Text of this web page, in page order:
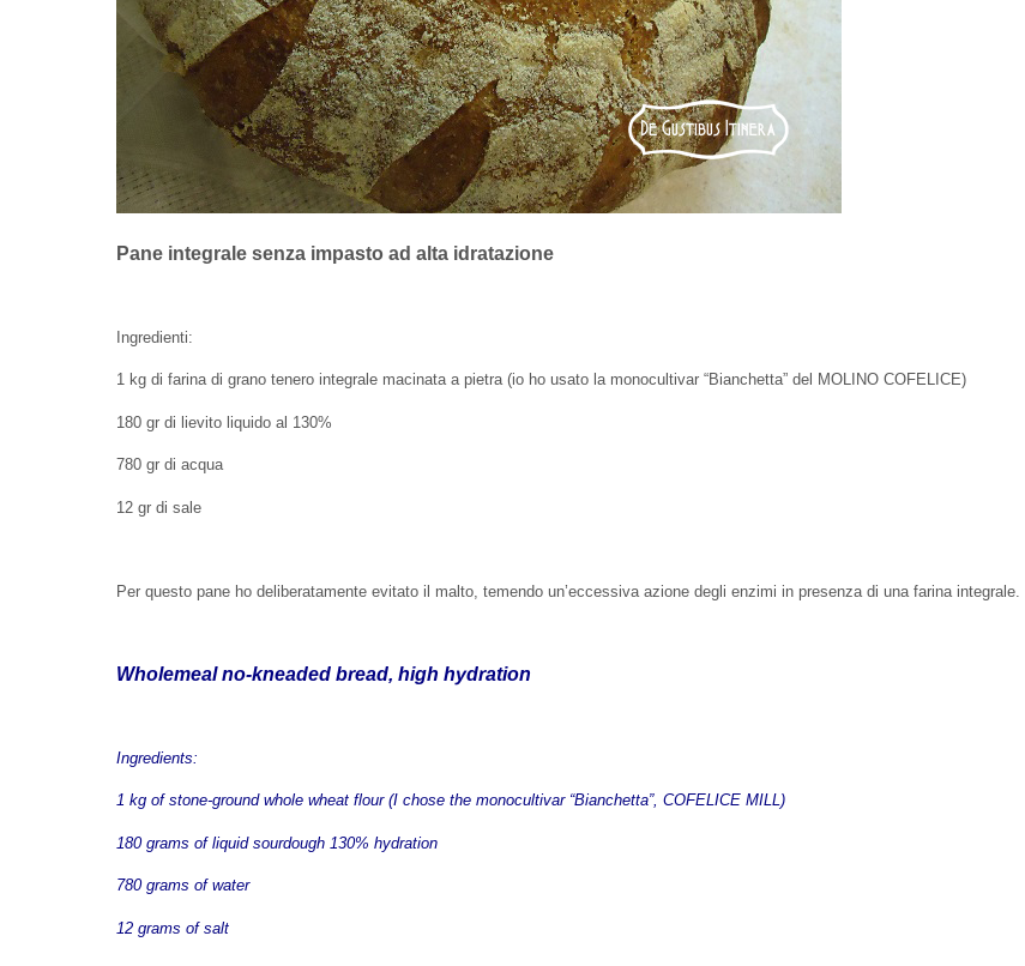
Pane integrale senza impasto ad alta idratazione
Ingredienti:
1 kg di farina di grano tenero integrale macinata a pietra (io ho usato la monocultivar “Bianchetta” del MOLINO COFELICE)
180 gr di lievito liquido al 130%
780 gr di acqua
12 gr di sale
Per questo pane ho deliberatamente evitato il malto, temendo un’eccessiva azione degli enzimi in presenza di una farina integrale.
Wholemeal no-kneaded bread, high hydration
Ingredients:
1 kg of stone-ground whole wheat flour (I chose the monocultivar “Bianchetta”, COFELICE MILL)
180 grams of liquid sourdough 130% hydration
780 grams of water
12 grams of salt